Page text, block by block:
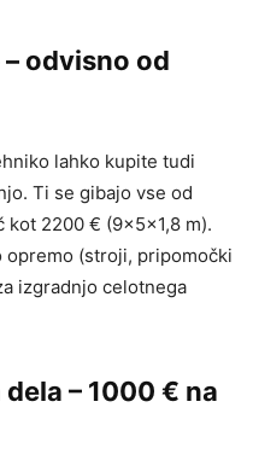
odvisno od
lahko kupite tudi
Ti se gibajo vse od
kot 2200 € (9x5x1,8 m).
opremo (stroji, pripomočki
izgradnjo celotnega
– 1000 € na